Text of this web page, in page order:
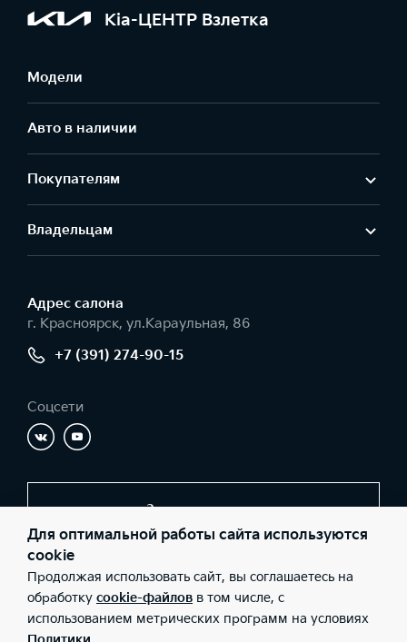
Kia-ЦЕНТР Взлетка
Модели
Авто в наличии
Покупателям
Владельцам
Адрес салонa
г. Красноярск, ул.Караульная, 86
+7 (391) 274-90-15
Соцсети
Заказать звонок
© 2026 Юридические лица ООО «СИАЛАВТО-Взлётка»
(Фактический адрес: г. Красноярск, ул.Караульная, 86; Телефон:
+7 (391) 274-90-15; ИНН: 2465189962; ОГРН: 1182468067055),
ООО «Киа Россия и СНГ» (Фактический адрес: г.Москва, Валовая
26; Телефон: 8 800 301 08 80; ИНН: 7728674093; ОГРН:
Для оптимальной работы сайта используются
cookie
Продолжая использовать сайт, вы соглашаетесь на
обработку cookie-файлов в том числе, с
использованием метрических программ на условиях